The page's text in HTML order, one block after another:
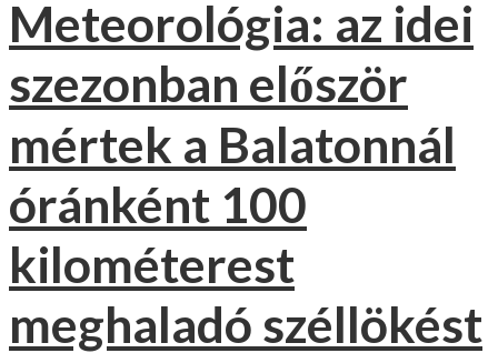
Meteorológia: az idei
szezonban először
mértek a Balatonnál
óránként 100
kilométerest
meghaladó széllökést